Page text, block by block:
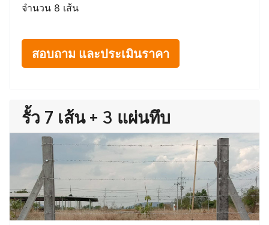
จำนวน 8 เส้น
สอบถาม และประเมินราคา
รั้ว 7 เส้น + 3 แผ่นทึบ